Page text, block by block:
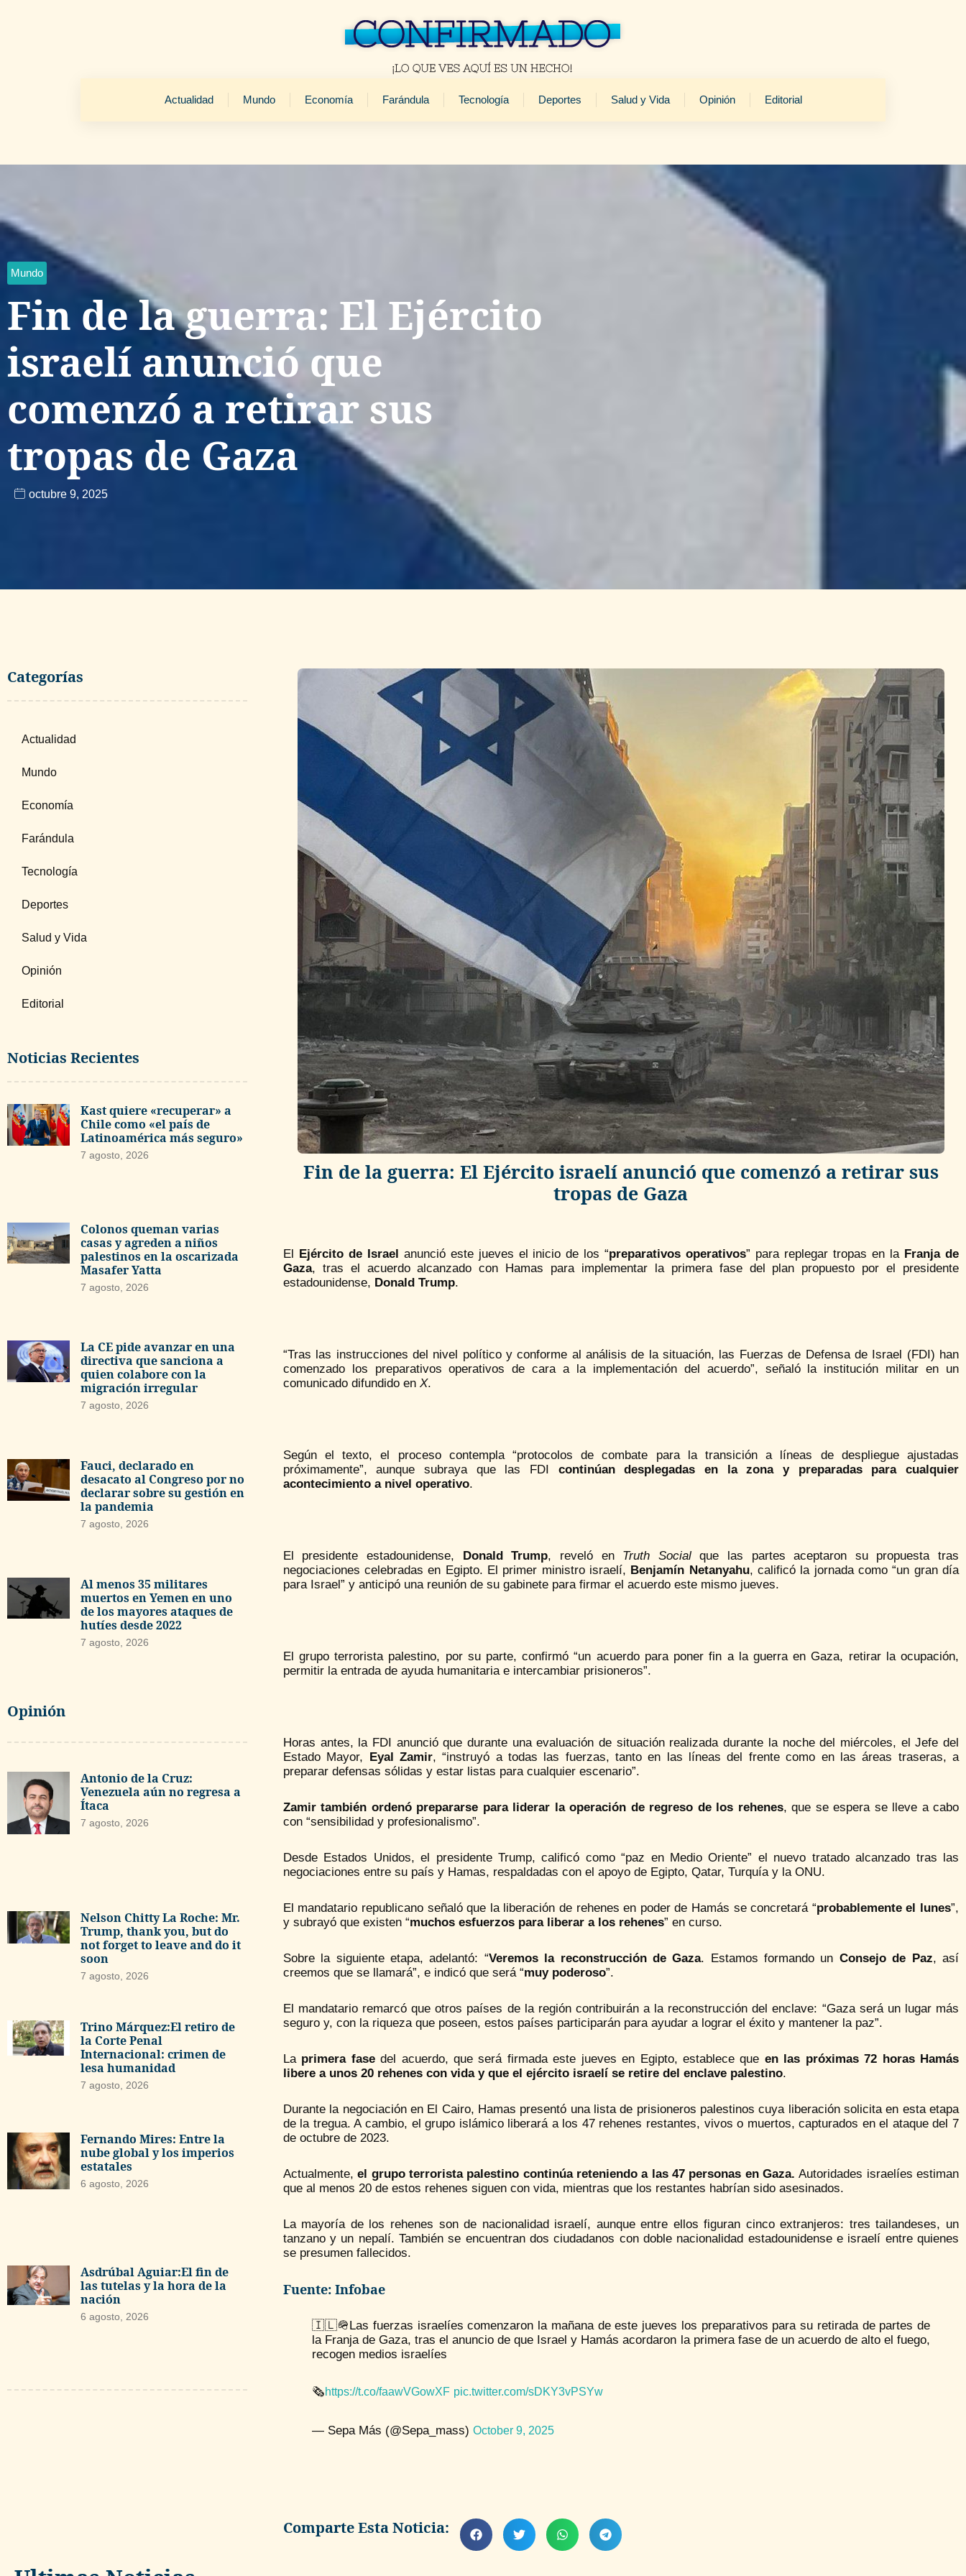
Actualidad Mundo Economía Farándula Tecnología Deportes Salud y Vida Opinión Editorial
Mundo
Fin de la guerra: El Ejército
israelí anunció que
comenzó a retirar sus
tropas de Gaza
octubre 9, 2025
Categorías
Actualidad
Mundo
Economía
Farándula
Tecnología
Deportes
Salud y Vida
Opinión
Editorial
Noticias Recientes
Kast quiere «recuperar» a
Chile como «el país de
Latinoamérica más seguro»
7 agosto, 2026
Colonos queman varias
casas y agreden a niños
palestinos en la oscarizada
Masafer Yatta
7 agosto, 2026
La CE pide avanzar en una
directiva que sanciona a
quien colabore con la
migración irregular
7 agosto, 2026
Fauci, declarado en
desacato al Congreso por no
declarar sobre su gestión en
la pandemia
7 agosto, 2026
Al menos 35 militares
muertos en Yemen en uno
de los mayores ataques de
hutíes desde 2022
7 agosto, 2026
Opinión
Antonio de la Cruz:
Venezuela aún no regresa a
Ítaca
7 agosto, 2026
Nelson Chitty La Roche: Mr.
Trump, thank you, but do
not forget to leave and do it
soon
7 agosto, 2026
Trino Márquez:El retiro de
la Corte Penal
Internacional: crimen de
lesa humanidad
7 agosto, 2026
Fernando Mires: Entre la
nube global y los imperios
estatales
6 agosto, 2026
Asdrúbal Aguiar:El fin de
las tutelas y la hora de la
nación
6 agosto, 2026
Fin de la guerra: El Ejército israelí anunció que comenzó a retirar sus
tropas de Gaza
El Ejército de Israel anunció este jueves el inicio de los “preparativos operativos” para replegar tropas en la Franja de
Gaza, tras el acuerdo alcanzado con Hamas para implementar la primera fase del plan propuesto por el presidente
estadounidense, Donald Trump.
“Tras las instrucciones del nivel político y conforme al análisis de la situación, las Fuerzas de Defensa de Israel (FDI) han
comenzado los preparativos operativos de cara a la implementación del acuerdo”, señaló la institución militar en un
comunicado difundido en X.
Según el texto, el proceso contempla “protocolos de combate para la transición a líneas de despliegue ajustadas
próximamente”, aunque subraya que las FDI continúan desplegadas en la zona y preparadas para cualquier
acontecimiento a nivel operativo.
El presidente estadounidense, Donald Trump, reveló en Truth Socialque las partes aceptaron su propuesta tras
negociaciones celebradas en Egipto. El primer ministro israelí, Benjamín Netanyahu, calificó la jornada como “un gran día
para Israel” y anticipó una reunión de su gabinete para firmar el acuerdo este mismo jueves.
El grupo terrorista palestino, por su parte, confirmó “un acuerdo para poner fin a la guerra en Gaza, retirar la ocupación,
permitir la entrada de ayuda humanitaria e intercambiar prisioneros”.
Horas antes, la FDI anunció que durante una evaluación de situación realizada durante la noche del miércoles, el Jefe del
Estado Mayor, Eyal Zamir, “instruyó a todas las fuerzas, tanto en las líneas del frente como en las áreas traseras, a
preparar defensas sólidas y estar listas para cualquier escenario”.
Zamir también ordenó prepararse para liderar la operación de regreso de los rehenes, que se espera se lleve a cabo
con “sensibilidad y profesionalismo”.
Desde Estados Unidos, el presidente Trump, calificó como “paz en Medio Oriente” el nuevo tratado alcanzado tras las
negociaciones entre su país y Hamas, respaldadas con el apoyo de Egipto, Qatar, Turquía y la ONU.
El mandatario republicano señaló que la liberación de rehenes en poder de Hamás se concretará “probablemente el lunes”,
y subrayó que existen “muchos esfuerzos para liberar a los rehenes” en curso.
Sobre la siguiente etapa, adelantó: “Veremos la reconstrucción de Gaza. Estamos formando un Consejo de Paz, así
creemos que se llamará”, e indicó que será “muy poderoso”.
El mandatario remarcó que otros países de la región contribuirán a la reconstrucción del enclave: “Gaza será un lugar más
seguro y, con la riqueza que poseen, estos países participarán para ayudar a lograr el éxito y mantener la paz”.
La primera fasedel acuerdo, que será firmada este jueves en Egipto, establece que en las próximas 72 horas Hamás
libere a unos 20 rehenes con vida y que el ejército israelí se retire del enclave palestino.
Durante la negociación en El Cairo, Hamas presentó una lista de prisioneros palestinos cuya liberación solicita en esta etapa
de la tregua. A cambio, el grupo islámico liberará a los 47 rehenes restantes, vivos o muertos, capturados en el ataque del 7
de octubre de 2023.
Actualmente,el grupo terrorista palestino continúa reteniendo a las 47 personas en Gaza.Autoridades israelíes estiman
que al menos 20 de estos rehenes siguen con vida, mientras que los restantes habrían sido asesinados.
La mayoría de los rehenes son de nacionalidad israelí, aunque entre ellos figuran cinco extranjeros: tres tailandeses, un
tanzano y un nepalí. También se encuentran dos ciudadanos con doble nacionalidad estadounidense e israelí entre quienes
se presumen fallecidos.
Fuente: Infobae
🇮🇱🪖Las fuerzas israelíes comenzaron la mañana de este jueves los preparativos para su retirada de partes de
la Franja de Gaza, tras el anuncio de que Israel y Hamás acordaron la primera fase de un acuerdo de alto el fuego,
recogen medios israelíes
🗞️https://t.co/faawVGowXF pic.twitter.com/sDKY3vPSYw
— Sepa Más (@Sepa_mass) October 9, 2025
Comparte Esta Noticia: